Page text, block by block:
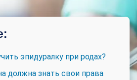
эпидуралку при родах?
должна знать свои права